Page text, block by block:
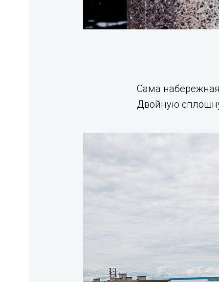
Сама
Двойную